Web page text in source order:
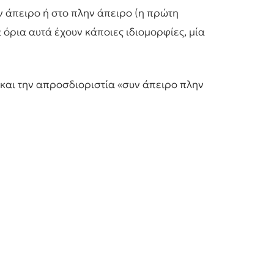
άπειρο ή στο πλην άπειρο (η πρώτη
αυτά έχουν κάποιες ιδιομορφίες, μία
την απροσδιοριστία «συν άπειρο πλην